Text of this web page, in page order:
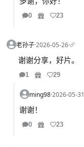
0 23
老孙子·2026-05-26·
谢谢分享，好片。
1 29
ming98·2026-05-31
谢谢！
0 23